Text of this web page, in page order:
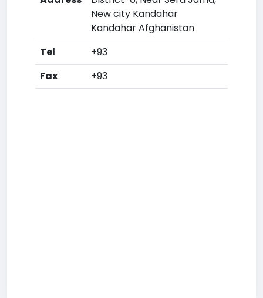
New city Kandahar
Kandahar Afghanistan
Tel
+93
Fax
+93